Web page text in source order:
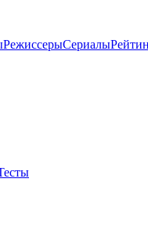
РежиссерыСериалы